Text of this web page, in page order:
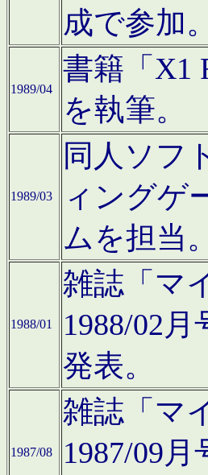
成で参加。
1989/04
書籍「X1
を執筆。
1989/03
同人ソフ
ィングゲ
ムを担当。
1988/01
雑誌「マ
1988/02
発表。
1987/08
雑誌「マ
1987/09